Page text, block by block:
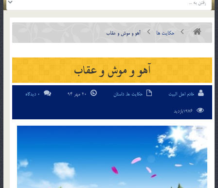
حکایت ها آهو و موش و عقاب
آهو و موش و عقاب
خادم اهل البیت حکایت ها, داستان 0 دیدگاه